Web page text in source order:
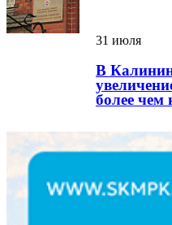
31 июля
В
более чем